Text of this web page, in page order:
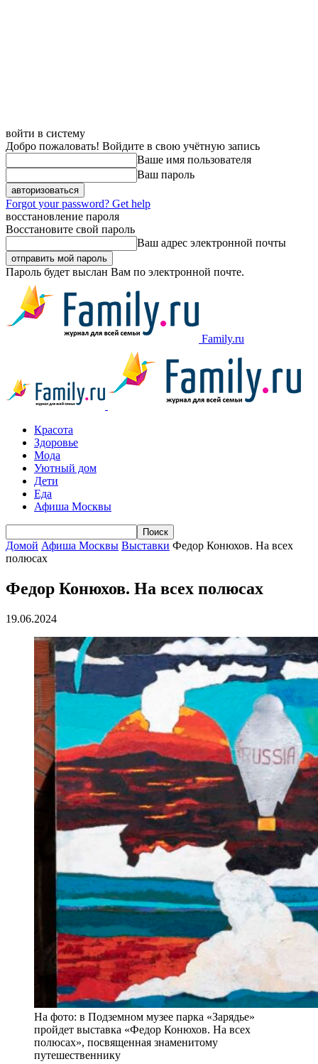
войти в систему
Добро пожаловать! Войдите в свою учётную запись
Ваше имя пользователя
Ваш пароль
Forgot your password? Get help
восстановление пароля
Восстановите свой пароль
Ваш адрес электронной почты
Пароль будет выслан Вам по электронной почте.
Family.ru
Красота
Здоровье
Мода
Уютный дом
Дети
Еда
Афиша Москвы
Домой Афиша Москвы Выставки Федор Конюхов. На всех
полюсах
Федор Конюхов. На всех полюсах
19.06.2024
На фото: в Подземном музее парка «Зарядье»
пройдет выставка «Федор Конюхов. На всех
полюсах», посвященная знаменитому
путешественнику